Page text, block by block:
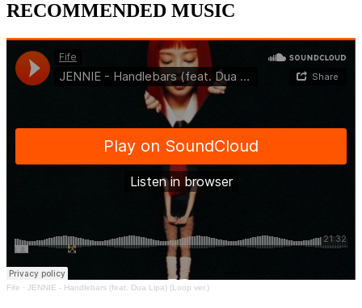
RECOMMENDED MUSIC
Fife · JENNIE - Handlebars (feat. Dua Lipa) (Loop ver.)